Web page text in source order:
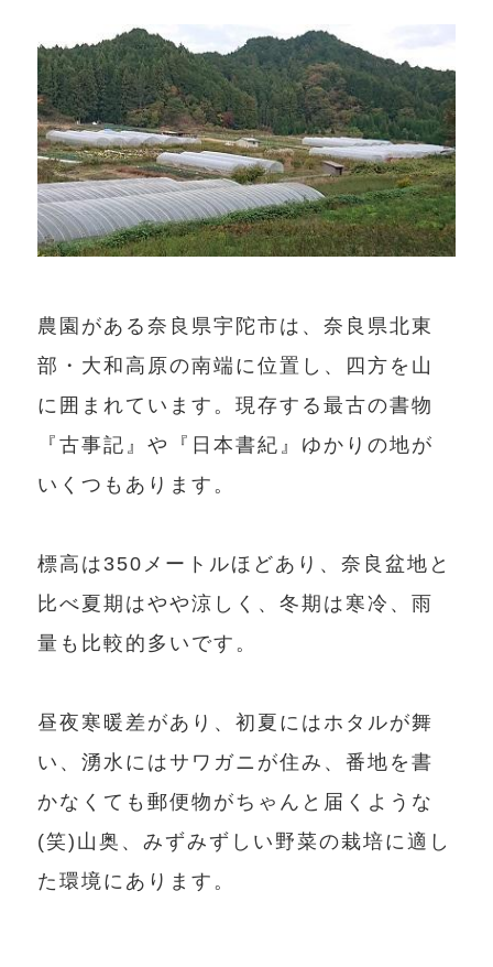
農園がある奈良県宇陀市は、奈良県北東
部・大和高原の南端に位置し、四方を山
に囲まれています。現存する最古の書物
『古事記』や『日本書紀』ゆかりの地が
いくつもあります。
標高は350メートルほどあり、奈良盆地と
比べ夏期はやや涼しく、冬期は寒冷、雨
量も比較的多いです。
昼夜寒暖差があり、初夏にはホタルが舞
い、湧水にはサワガニが住み、番地を書
かなくても郵便物がちゃんと届くような
(笑)山奥、みずみずしい野菜の栽培に適し
た環境にあります。